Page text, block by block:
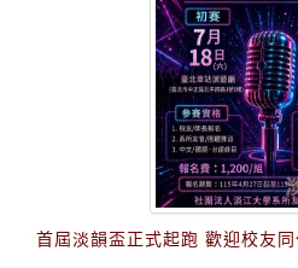
首屆淡韻盃正式起跑 歡迎校友